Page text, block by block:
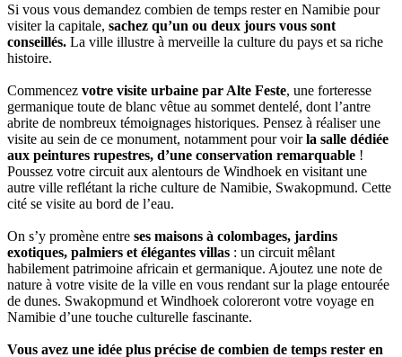
Si vous vous demandez combien de temps rester en Namibie pour
visiter la capitale, sachez qu’un ou deux jours vous sont
conseillés. La ville illustre à merveille la culture du pays et sa riche
histoire.
Commencez votre visite urbaine par Alte Feste, une forteresse
germanique toute de blanc vêtue au sommet dentelé, dont l’antre
abrite de nombreux témoignages historiques. Pensez à réaliser une
visite au sein de ce monument, notamment pour voirla salle dédiée
aux peintures rupestres, d’une conservation remarquable !
Poussez votre circuit aux alentours de Windhoek en visitant une
autre ville reflétant la riche culture de Namibie, Swakopmund. Cette
cité se visite au bord de l’eau.
On s’y promène entre ses maisons à colombages, jardins
exotiques, palmiers et élégantes villas : un circuit mêlant
habilement patrimoine africain et germanique. Ajoutez une note de
nature à votre visite de la ville en vous rendant sur la plage entourée
de dunes. Swakopmund et Windhoek coloreront votre voyage en
Namibie d’une touche culturelle fascinante.
Vous avez une idée plus précise de combien de temps rester en